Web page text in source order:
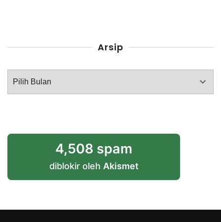
Arsip
Arsip
4,508 spam
diblokir oleh Akismet